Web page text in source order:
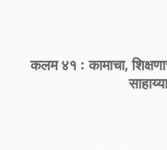
कलम ४१ : कामाचा,